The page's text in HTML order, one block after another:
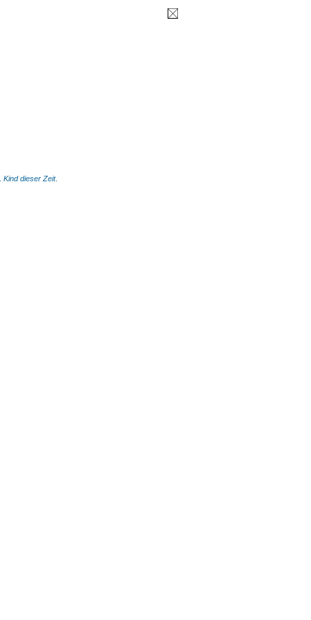
Kind dieser Zeit.